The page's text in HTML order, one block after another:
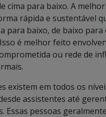
cima para baixo. A
rápida e sustentável
para baixo, de baixo para
é melhor feito
ou rede de
existem em todos os
assistentes até
Essas pessoas